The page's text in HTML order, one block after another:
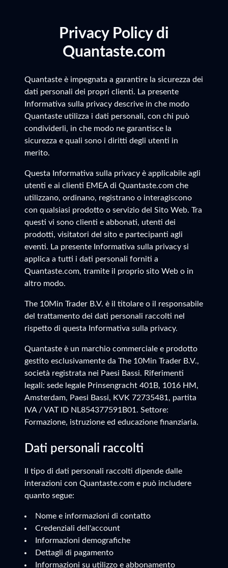
Privacy Policy di
Quantaste.com
Quantaste è impegnata a garantire la sicurezza dei
dati personali dei propri clienti. La presente
Informativa sulla privacy descrive in che modo
Quantaste utilizza i dati personali, con chi può
condividerli, in che modo ne garantisce la
sicurezza e quali sono i diritti degli utenti in
merito.
Questa Informativa sulla privacy è applicabile agli
utenti e ai clienti EMEA di Quantaste.com che
utilizzano, ordinano, registrano o interagiscono
con qualsiasi prodotto o servizio del Sito Web. Tra
questi vi sono clienti e abbonati, utenti dei
prodotti, visitatori del sito e partecipanti agli
eventi. La presente Informativa sulla privacy si
applica a tutti i dati personali forniti a
Quantaste.com, tramite il proprio sito Web o in
altro modo.
The 10Min Trader B.V. è il titolare o il responsabile
del trattamento dei dati personali raccolti nel
rispetto di questa Informativa sulla privacy.
Quantaste è un marchio commerciale e prodotto
gestito esclusivamente da The 10Min Trader B.V.,
società registrata nei Paesi Bassi. Riferimenti
legali: sede legale Prinsengracht 401B, 1016 HM,
Amsterdam, Paesi Bassi, KVK 72735481, partita
IVA / VAT ID NL854377591B01. Settore:
Formazione, istruzione ed educazione finanziaria.
Dati personali raccolti
Il tipo di dati personali raccolti dipende dalle
interazioni con Quantaste.com e può includere
quanto segue:
Nome e informazioni di contatto
Credenziali dell'account
Informazioni demografiche
Dettagli di pagamento
Informazioni su utilizzo e abbonamento